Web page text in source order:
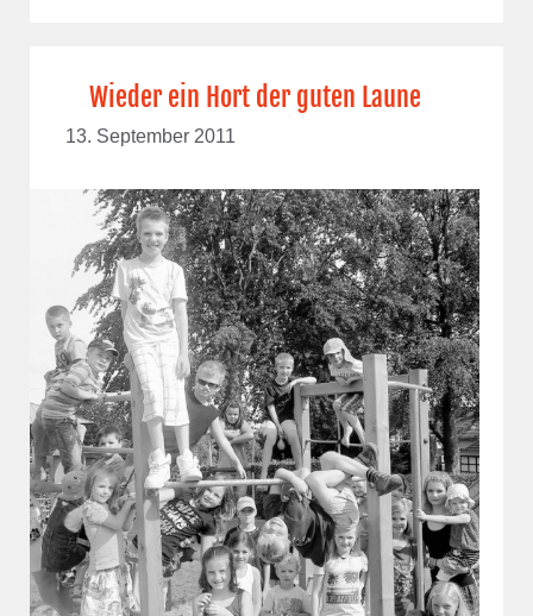
Wieder ein Hort der guten Laune
13. September 2011